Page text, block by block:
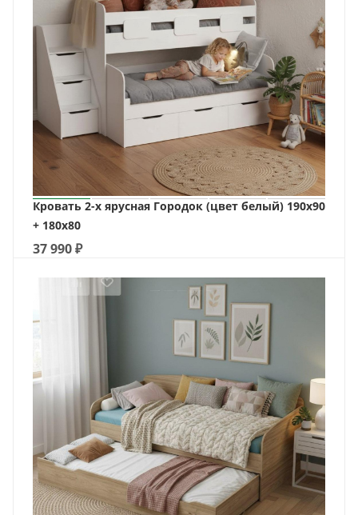
Кровать 2-х ярусная Городок (цвет белый) 190х90
+ 180х80
37 990₽